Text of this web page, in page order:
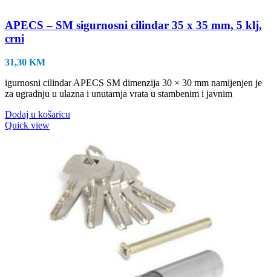
APECS – SM sigurnosni cilindar 35 x 35 mm, 5 klj,
crni
31,30 KM
igurnosni cilindar APECS SM dimenzija 30 × 30 mm namijenjen je
za ugradnju u ulazna i unutarnja vrata u stambenim i javnim
Dodaj u košaricu
Quick view